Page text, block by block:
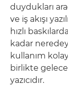
duydukları
ve iş akışı
hızlı
kadar
kullanım
birlikte
yazıcıdır.